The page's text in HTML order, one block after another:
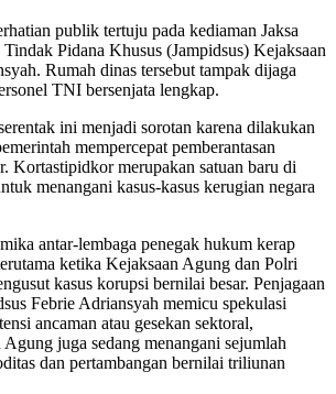
publik tertuju pada kediaman Jaksa
Pidana Khusus (Jampidsus) Kejaksaan
Rumah dinas tersebut tampak dijaga
TNI bersenjata lengkap.
ini menjadi sorotan karena dilakukan
mempercepat pemberantasan
Kortastipidkor merupakan satuan baru di
menangani kasus-kasus kerugian negara
antar-lembaga penegak hukum kerap
ketika Kejaksaan Agung dan Polri
kasus korupsi bernilai besar. Penjagaan
Febrie Adriansyah memicu spekulasi
ancaman atau gesekan sektoral,
juga sedang menangani sejumlah
dan pertambangan bernilai triliunan